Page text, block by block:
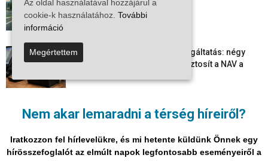
Nem akar lemaradni a térség híreiről?
Iratkozzon fel hírlevelükre, és mi hetente küldünk Önnek egy
hírösszefoglalót az elmúlt napok legfontosabb eseményeiről a
Bács-Kiskun útjain –...
Elektronikus nyugtaadat-szolgáltatás: négy
hónapos átállási időszakot biztosít a NAV a
Megjelent a 2026/2027-es tanév rendje – itt
vannak a legfontosabb dátumok
Az oldal használatával hozzájárul a
cookie-k használatához. További
információ
Megértettem